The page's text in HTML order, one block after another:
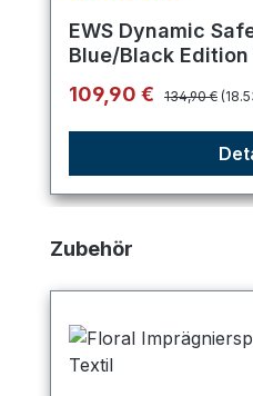
Durchschnittliche
EWS Dynamic
Blue/Black Edition
Verkaufspreis:
109,90 € Regulärer
134,90 €
Produktgalerie überspringen
Zubehör